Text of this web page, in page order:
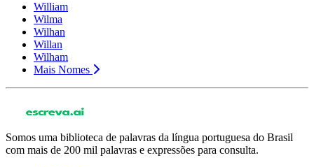
William
Wilma
Wilhan
Willan
Wilham
Mais Nomes
Somos uma biblioteca de palavras da língua portuguesa do Brasil
com mais de 200 mil palavras e expressões para consulta.